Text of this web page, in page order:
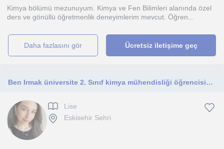
Kimya bölümü mezunuyum. Kimya ve Fen Bilimleri alanında özel
ders ve gönüllü öğretmenlik deneyimlerim mevcut. Öğren...
daha fazlasını gör Ücretsiz iletişime geç
Ben Irmak üniversite 2. Sınıf kimya mühendisliği öğrencisiyim. Tyt-Ayt sınav hazırlığı ortaokul konu anlatımında tecrübeliyim.
Lise
Eskisehir Sehri